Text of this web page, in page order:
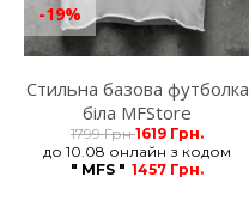
Стильна базова футболка
біла MFStore
1799 Грн.1619 Грн.
до 10.08 онлайн з кодом
" MFS " 1457 Грн.
-19%